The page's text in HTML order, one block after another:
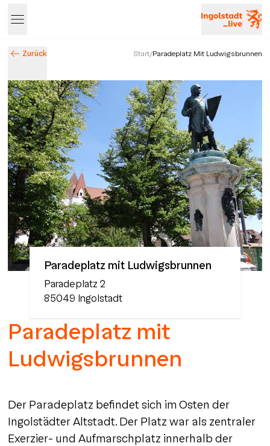
Zurück Start/Paradeplatz Mit Ludwigsbrunnen
Entdecke Ingolstadt – Events, Highlights & Stadtleben
Paradeplatz mit Ludwigsbrunnen
Paradeplatz 2
85049 Ingolstadt
Paradeplatz mit
Ludwigsbrunnen
Der Paradeplatz befindet sich im Osten der
Ingolstädter Altstadt. Der Platz war als zentraler
Exerzier- und Aufmarschplatz innerhalb der